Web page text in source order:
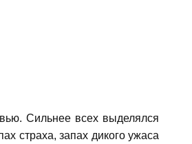
Сильнее всех выделялся
страха, запах дикого ужаса